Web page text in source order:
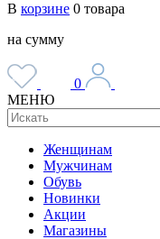
В корзине 0 товара
на сумму
0
МЕНЮ
Женщинам
Мужчинам
Обувь
Новинки
Акции
Магазины